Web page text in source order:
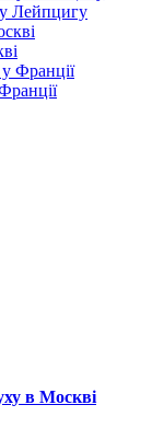
Лейпцигу
в Москві